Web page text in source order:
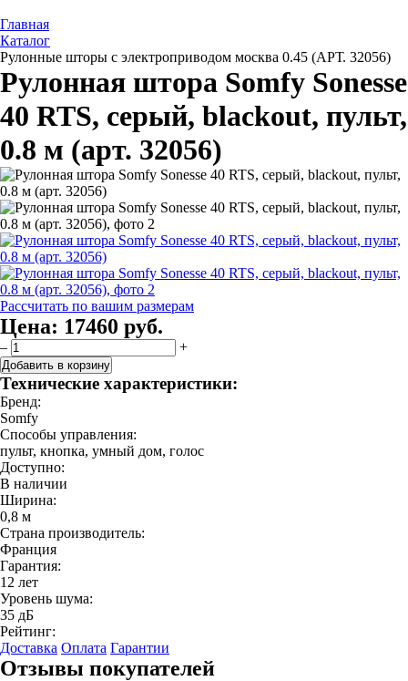
Главная
Каталог
Рулонные шторы с электроприводом москва 0.45 (АРТ. 32056)
Рулонная штора Somfy Sonesse
40 RTS, серый, blackout, пульт,
0.8 м (арт. 32056)
Рассчитать по вашим размерам
Цена: 17460 руб.
– +
Добавить в корзину
Технические характеристики:
Бренд:
Somfy
Способы управления:
пульт, кнопка, умный дом, голос
Доступно:
В наличии
Ширина:
0,8 м
Страна производитель:
Франция
Гарантия:
12 лет
Уровень шума:
35 дБ
Рейтинг:
Доставка Оплата Гарантии
Отзывы покупателей